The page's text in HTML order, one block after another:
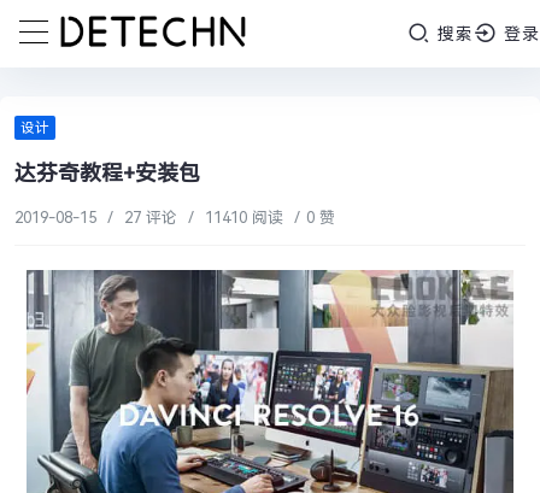
搜索 登录
设计
达芬奇教程+安装包
2019-08-15 / 27 评论 / 11410 阅读 / 0 赞